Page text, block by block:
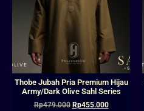
Thobe Jubah Pria Premium Hijau
Army/Dark Olive Sahl Series
Rp479.000 Rp455.000